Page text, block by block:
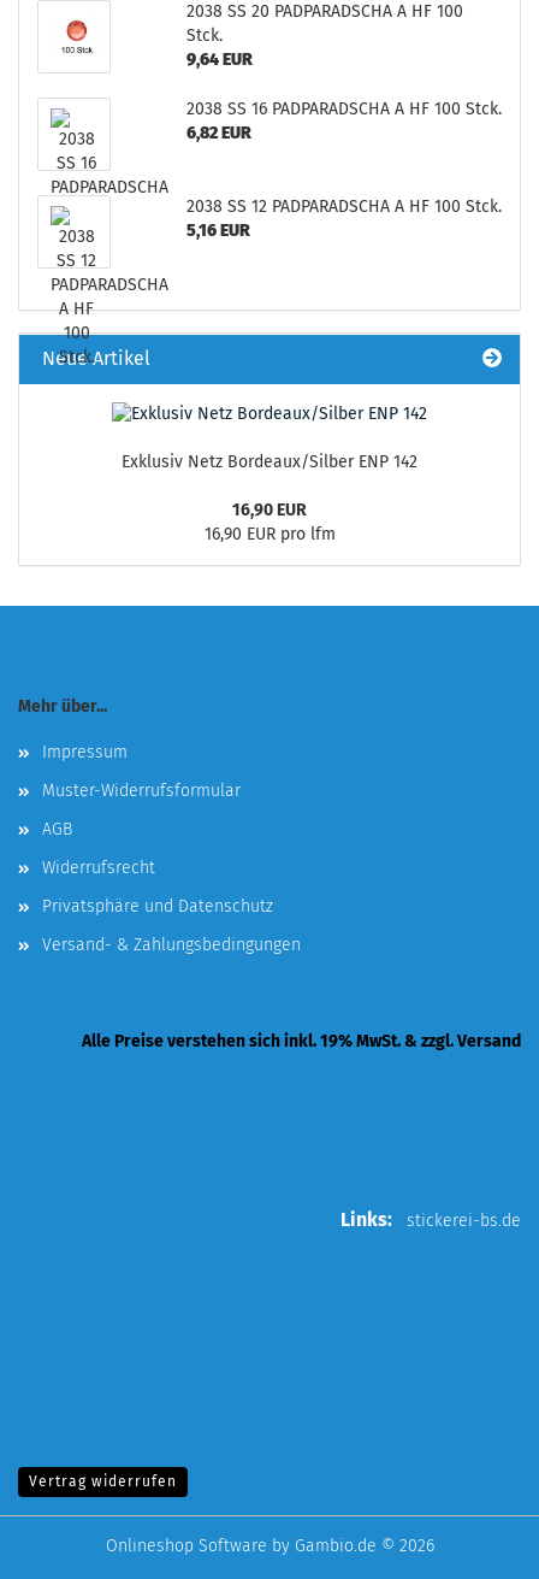
2038 SS 20 PADPARADSCHA A HF 100
Stck.
9,64 EUR
2038 SS 16 PADPARADSCHA A HF 100 Stck.
6,82 EUR
2038 SS 12 PADPARADSCHA A HF 100 Stck.
5,16 EUR
Neue Artikel
Exklusiv Netz Bordeaux/Silber ENP 142
16,90 EUR
16,90 EUR pro lfm
Mehr über...
Impressum
Muster-Widerrufsformular
AGB
Widerrufsrecht
Privatsphäre und Datenschutz
Versand- & Zahlungsbedingungen
Alle Preise verstehen sich inkl. 19% MwSt. & zzgl. Versand
Links: stickerei-bs.de
Vertrag widerrufen
Onlineshop Software by Gambio.de © 2026